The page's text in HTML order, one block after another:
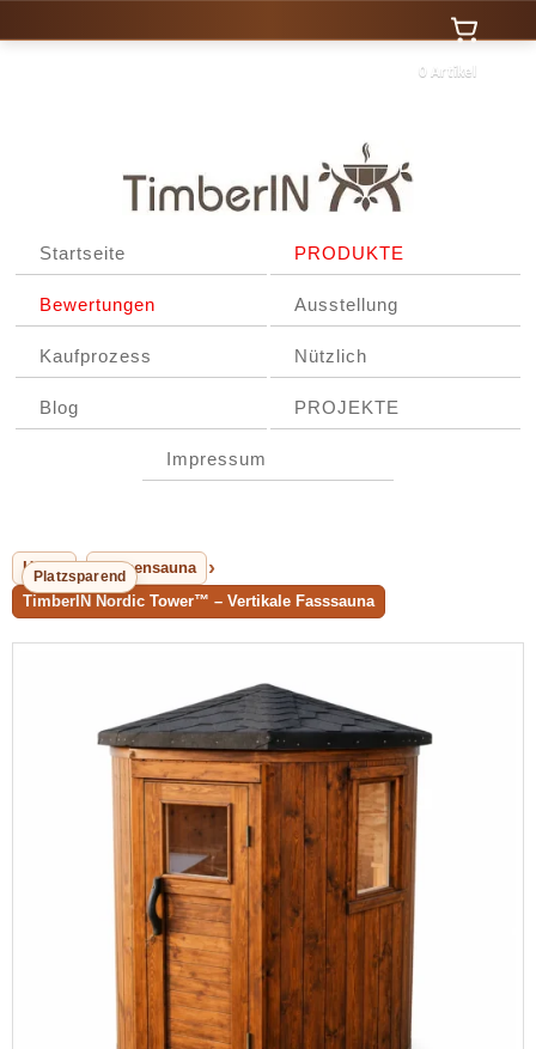
0 Artikel
Startseite PRODUKTE
Bewertungen Ausstellung
Kaufprozess Nützlich
Blog PROJEKTE
Impressum
Home
Aussensauna
TimberIN Nordic Tower™ – Vertikale Fasssauna
Platzsparend